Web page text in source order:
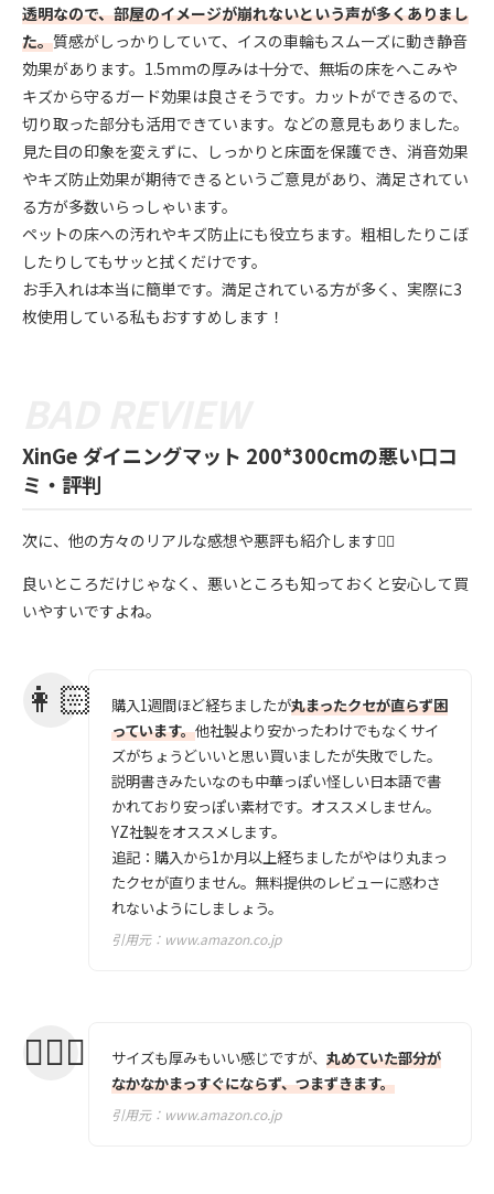
透明なので、部屋のイメージが崩れないという声が多くありまし
た。質感がしっかりしていて、イスの車輪もスムーズに動き静音
効果があります。1.5mmの厚みは十分で、無垢の床をへこみや
キズから守るガード効果は良さそうです。カットができるので、
切り取った部分も活用できています。などの意見もありました。
見た目の印象を変えずに、しっかりと床面を保護でき、消音効果
やキズ防止効果が期待できるというご意見があり、満足されてい
る方が多数いらっしゃいます。
ペットの床への汚れやキズ防止にも役立ちます。粗相したりこぼ
したりしてもサッと拭くだけです。
お手入れは本当に簡単です。満足されている方が多く、実際に3
枚使用している私もおすすめします！
XinGe ダイニングマット 200*300cmの悪い口コ
ミ・評判
次に、他の方々のリアルな感想や悪評も紹介します💁‍♀️
良いところだけじゃなく、悪いところも知っておくと安心して買
いやすいですよね。
購入1週間ほど経ちましたが丸まったクセが直らず困
っています。他社製より安かったわけでもなくサイ
ズがちょうどいいと思い買いましたが失敗でした。
説明書きみたいなのも中華っぽい怪しい日本語で書
かれており安っぽい素材です。オススメしません。
YZ社製をオススメします。
追記：購入から1か月以上経ちましたがやはり丸まっ
たクセが直りません。無料提供のレビューに惑わさ
れないようにしましょう。
引用元： www.amazon.co.jp
サイズも厚みもいい感じですが、 丸めていた部分が
なかなかまっすぐにならず、つまずきます。
引用元： www.amazon.co.jp